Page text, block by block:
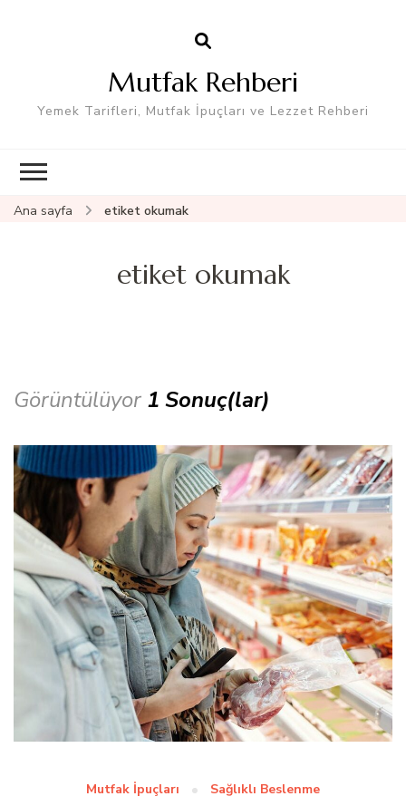
Mutfak Rehberi
Yemek Tarifleri, Mutfak İpuçları ve Lezzet Rehberi
Ana sayfa etiket okumak
etiket okumak
Görüntülüyor 1 Sonuç(lar)
Mutfak İpuçları Sağlıklı Beslenme